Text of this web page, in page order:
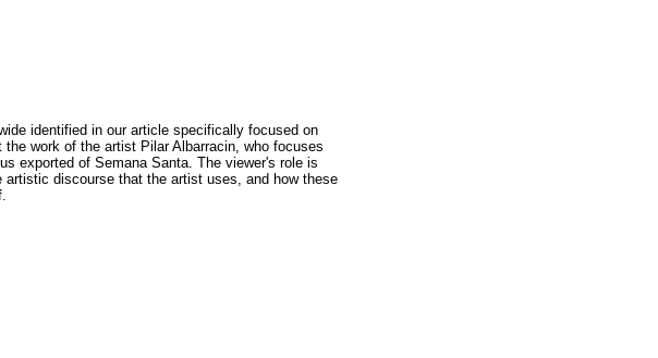
identified in our article specifically focused on
work of the artist Pilar Albarracin, who focuses
exported of Semana Santa. The viewer's role is
discourse that the artist uses, and how these